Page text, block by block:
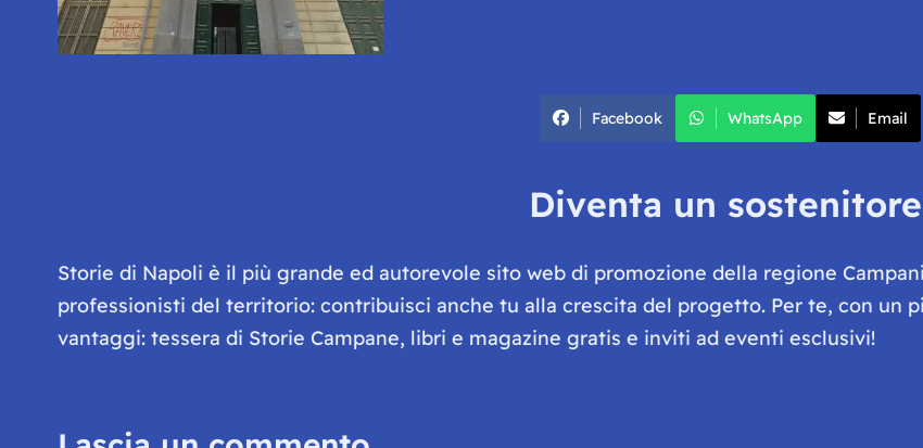
Facebook WhatsApp Email
Diventa un
Storie di Napoli è il più grande ed autorevole sito web di promozione della regione
professionisti del territorio: contribuisci anche tu alla crescita del progetto. Per te, con un
vantaggi: tessera di Storie Campane, libri e magazine gratis e inviti ad eventi esclusivi!